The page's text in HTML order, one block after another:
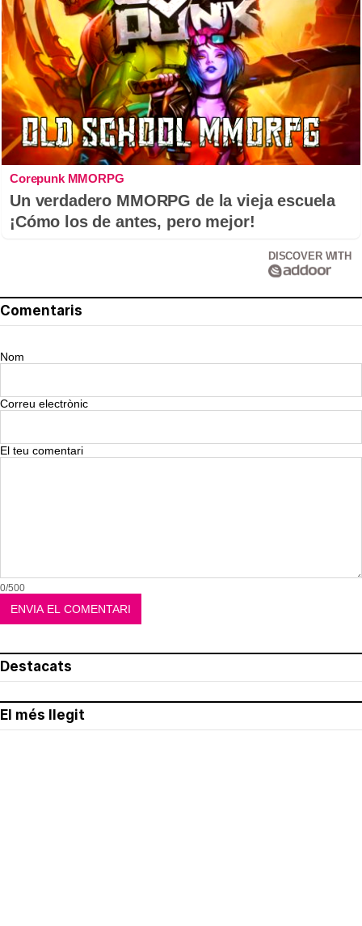
Corepunk MMORPG
Un verdadero MMORPG de la vieja escuela
¡Cómo los de antes, pero mejor!
DISCOVER WITH
Comentaris
Nom
Correu electrònic
El teu comentari
0/500
Destacats
El més llegit